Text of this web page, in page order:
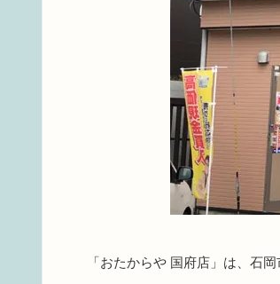
「おたからや 国府店」は、石